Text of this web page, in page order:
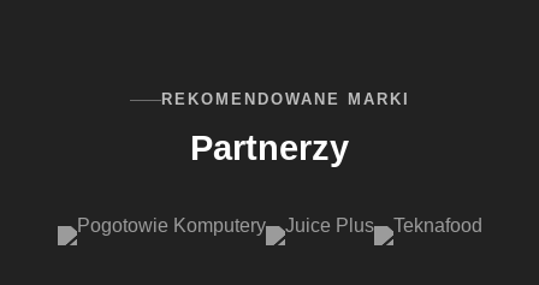
REKOMENDOWANE MARKI
Partnerzy